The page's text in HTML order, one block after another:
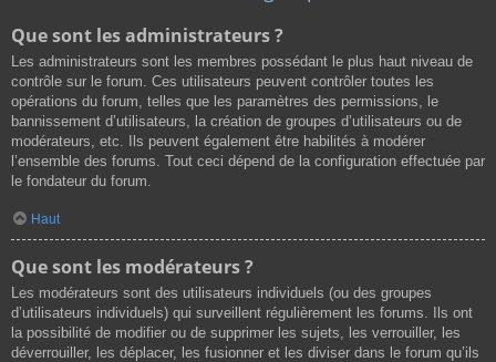
Que sont les administrateurs ?
Les administrateurs sont les membres possédant le plus haut niveau de
contrôle sur le forum. Ces utilisateurs peuvent contrôler toutes les
opérations du forum, telles que les paramètres des permissions, le
bannissement d’utilisateurs, la création de groupes d’utilisateurs ou de
modérateurs, etc. Ils peuvent également être habilités à modérer
l’ensemble des forums. Tout ceci dépend de la configuration effectuée par
le fondateur du forum.
Haut
Que sont les modérateurs ?
Les modérateurs sont des utilisateurs individuels (ou des groupes
d’utilisateurs individuels) qui surveillent régulièrement les forums. Ils ont
la possibilité de modifier ou de supprimer les sujets, les verrouiller, les
déverrouiller, les déplacer, les fusionner et les diviser dans le forum qu’ils